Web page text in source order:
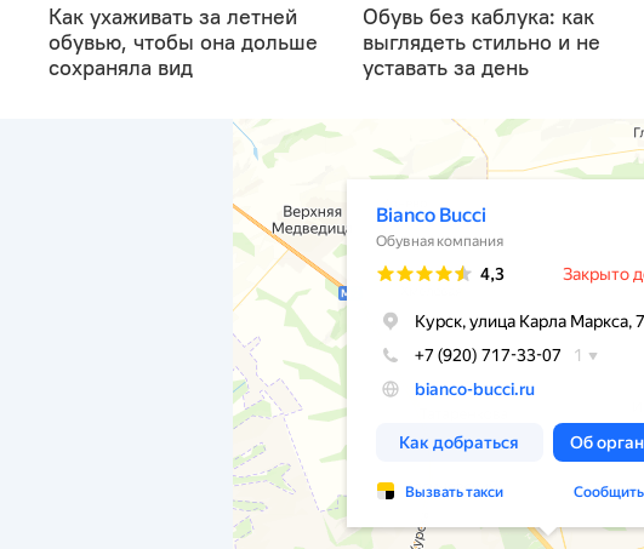
Как ухаживать за летней
обувью, чтобы она дольше
сохраняла вид
Обувь без каблука: как
выглядеть стильно и не
уставать за день